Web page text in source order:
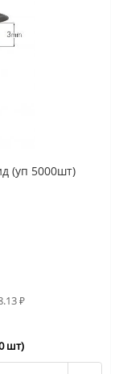
(уп 5000шт)
₽
шт)